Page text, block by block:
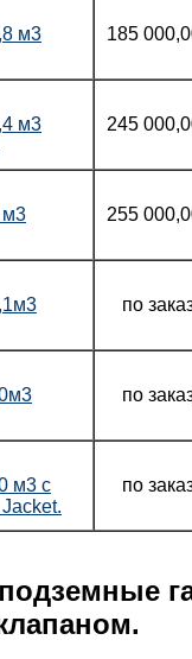
м3
185
м3
245
м3
255
по
по
м3 с
по